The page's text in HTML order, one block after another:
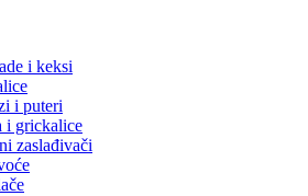
i keksi
i puteri
i grickalice
zaslađivači